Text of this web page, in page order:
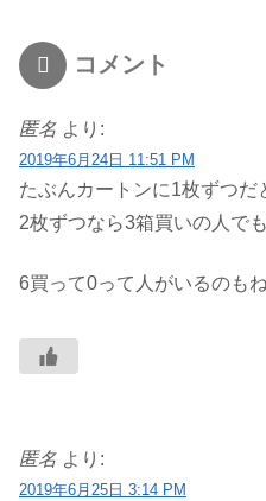
コメント
匿名 より:
2019年6月24日 11:51 PM
たぶんカートンに1枚ずつだ
2枚ずつなら3箱買いの人で
6買って0って人がいるのも
匿名 より:
2019年6月25日 3:14 PM